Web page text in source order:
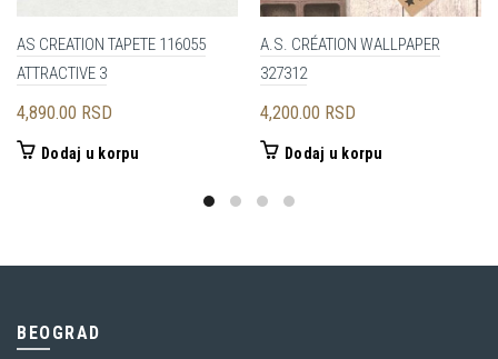
AS CREATION TAPETE 116055
ATTRACTIVE 3
4,890.00 RSD
Dodaj u korpu
A.S. CRÉATION WALLPAPER
327312
4,200.00 RSD
Dodaj u korpu
BEOGRAD